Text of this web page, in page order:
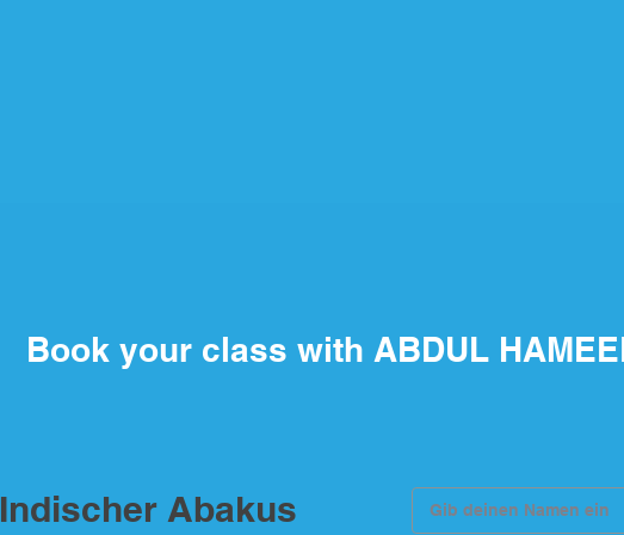
Book your class with ABDUL
Indischer Abakus